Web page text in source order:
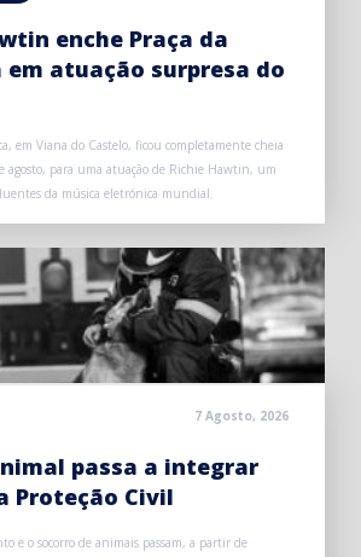
enche Praça da
em atuação surpresa do
em Viana do Castelo, ficou completamente cheia
agosto, para uma atuação de Richie Hawtin, um
da música eletrónica mundial.
7 Agosto, 2026
passa a integrar
Proteção Civil
e o socorro de animais passam, a partir de